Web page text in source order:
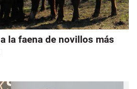
la faena de novillos más